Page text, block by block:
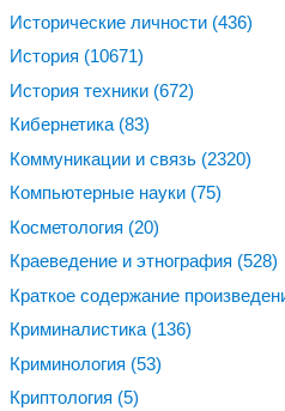
Исторические личности (436)
История (10671)
История техники (672)
Кибернетика (83)
Коммуникации и связь (2320)
Компьютерные науки (75)
Косметология (20)
Краеведение и этнография (528)
Краткое содержание
Криминалистика (136)
Криминология (53)
Криптология (5)